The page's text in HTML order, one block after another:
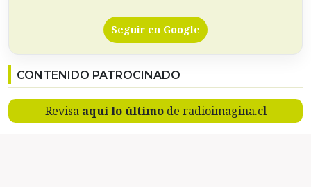
Seguir en Google
CONTENIDO PATROCINADO
Revisa aquí lo últimode radioimagina.cl